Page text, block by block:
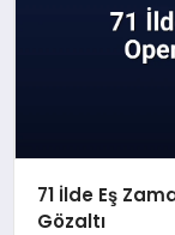
71 İlde Eş
Gözaltı